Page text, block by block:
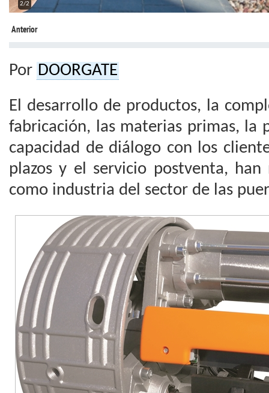
2/2
Anterior
Por DOORGATE
El desarrollo de productos, la
fabricación, las materias primas, la
capacidad de diálogo con los
plazos y el servicio postventa,
como industria del sector de las